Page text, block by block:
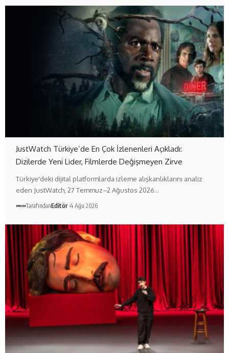
JustWatch Türkiye’de En Çok İzlenenleri Açıkladı:
Dizilerde Yeni Lider, Filmlerde Değişmeyen Zirve
Türkiye'deki dijital platformlarda izleme alışkanlıklarını analiz
eden JustWatch, 27 Temmuz–2 Ağustos 2026…
TarafındanEditör 4 Ağu 2026